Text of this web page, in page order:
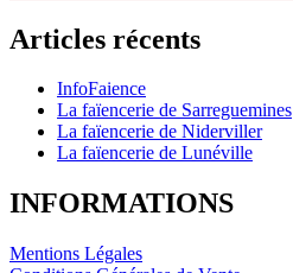
Articles récents
InfoFaience
La faïencerie de Sarreguemines
La faïencerie de Niderviller
La faïencerie de Lunéville
INFORMATIONS
Mentions Légales